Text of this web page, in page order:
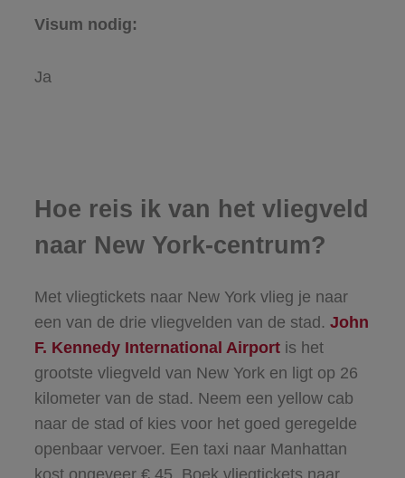
Visum nodig:
Ja
Hoe reis ik van het vliegveld
naar New York-centrum?
Met vliegtickets naar New York vlieg je naar
een van de drie vliegvelden van de stad. John
F. Kennedy International Airportis het
grootste vliegveld van New York en ligt op 26
kilometer van de stad. Neem een yellow cab
naar de stad of kies voor het goed geregelde
openbaar vervoer. Een taxi naar Manhattan
kost ongeveer € 45. Boek vliegtickets naar